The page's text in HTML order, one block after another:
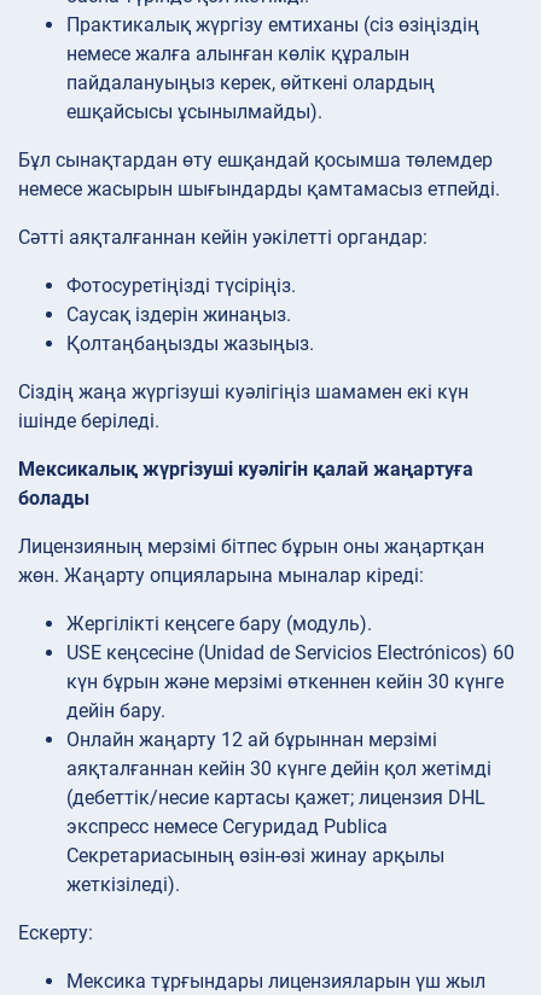
Практикалық жүргізу емтиханы (сіз өзіңіздің
немесе жалға алынған көлік құралын
пайдалануыңыз керек, өйткені олардың
ешқайсысы ұсынылмайды).
Бұл сынақтардан өту ешқандай қосымша төлемдер
немесе жасырын шығындарды қамтамасыз етпейді.
Сәтті аяқталғаннан кейін уәкілетті органдар:
Фотосуретіңізді түсіріңіз.
Саусақ іздерін жинаңыз.
Қолтаңбаңызды жазыңыз.
Сіздің жаңа жүргізуші куәлігіңіз шамамен екі күн
ішінде беріледі.
Мексикалық жүргізуші куәлігін қалай жаңартуға
болады
Лицензияның мерзімі бітпес бұрын оны жаңартқан
жөн. Жаңарту опцияларына мыналар кіреді:
Жергілікті кеңсеге бару (модуль).
USE кеңсесіне (Unidad de Servicios Electrónicos) 60
күн бұрын және мерзімі өткеннен кейін 30 күнге
дейін бару.
Онлайн жаңарту 12 ай бұрыннан мерзімі
аяқталғаннан кейін 30 күнге дейін қол жетімді
(дебеттік/несие картасы қажет; лицензия DHL
экспресс немесе Сегуридад Publica
Секретариасының өзін-өзі жинау арқылы
жеткізіледі).
Ескерту:
Мексика тұрғындары лицензияларын үш жыл